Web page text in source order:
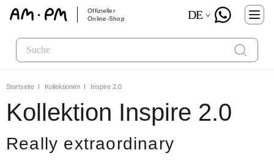
Offizieller
Online-Shop
DE
Startseite Kollektionen Inspire 2.0
Kollektion Inspire 2.0
Really extraordinary